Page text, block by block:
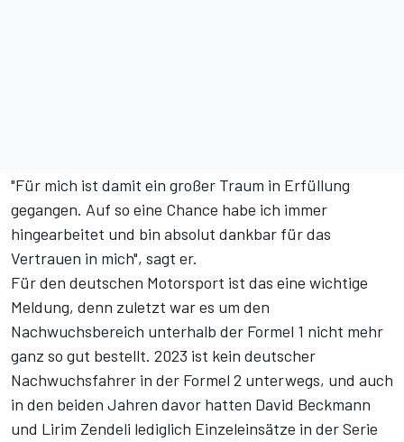
"Für mich ist damit ein großer Traum in Erfüllung
gegangen. Auf so eine Chance habe ich immer
hingearbeitet und bin absolut dankbar für das
Vertrauen in mich", sagt er.
Für den deutschen Motorsport ist das eine wichtige
Meldung, denn zuletzt war es um den
Nachwuchsbereich unterhalb der Formel 1 nicht mehr
ganz so gut bestellt. 2023 ist kein deutscher
Nachwuchsfahrer in der Formel 2 unterwegs, und auch
in den beiden Jahren davor hatten David Beckmann
und Lirim Zendeli lediglich Einzeleinsätze in der Serie